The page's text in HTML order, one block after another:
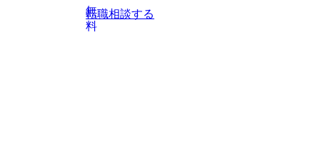
り、常に刺激を受けながらプロジェクトワークが可能 総合
コンサルティングファームの名の通り、全方位のクライア
無
料
転職相談する